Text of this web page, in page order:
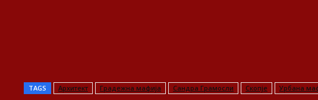
TAGS Архитект Градежна мафија Сандра Грамосли Скопје Урбана